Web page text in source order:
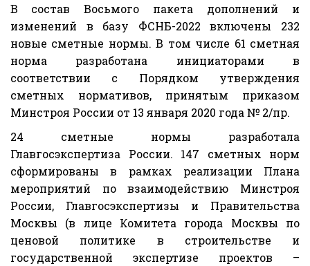
В состав Восьмого пакета дополнений и
изменений в базу ФСНБ-2022 включены 232
новые сметные нормы. В том числе 61 сметная
норма разработана инициаторами в
соответствии с Порядком утверждения
сметных нормативов, принятым приказом
Минстроя России от 13 января 2020 года № 2/пр.
24 сметные нормы разработала
Главгосэкспертиза России. 147 сметных норм
сформированы в рамках реализации Плана
мероприятий по взаимодействию Минстроя
России, Главгосэкспертизы и Правительства
Москвы (в лице Комитета города Москвы по
ценовой политике в строительстве и
государственной экспертизе проектов –